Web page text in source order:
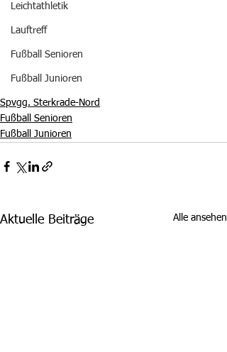
Leichtathletik
Lauftreff
Fußball Senioren
Fußball Junioren
Spvgg. Sterkrade-Nord
Fußball Senioren
Fußball Junioren
Aktuelle Beiträge Alle ansehen